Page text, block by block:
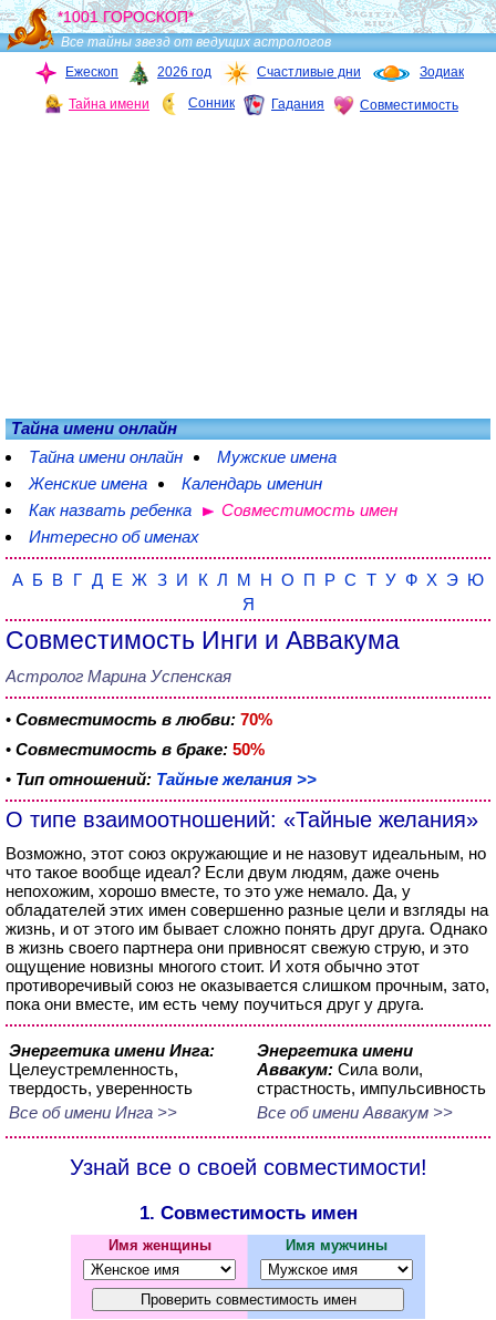
*1001 ГОРОСКОП*
Все тайны звезд от ведущих астрологов
Ежескоп
2026 год Счастливые дни Зодиак
Тайна имени Сонник Гадания Совместимость
Тайна имени онлайн
Тайна имени онлайн
Мужские имена
Женские имена
Календарь именин
Как назвать ребенка
Совместимость имен
Интересно об именах
А Б В Г Д Е Ж З И К Л М Н О П Р С Т У Ф Х Э Ю
Я
Совместимость Инги и Аввакума
Астролог Марина Успенская
• Совместимость в любви: 70%
• Совместимость в браке: 50%
• Тип отношений: Тайные желания >>
О типе взаимоотношений: «Тайные желания»
Возможно, этот союз окружающие и не назовут идеальным, но
что такое вообще идеал? Если двум людям, даже очень
непохожим, хорошо вместе, то это уже немало. Да, у
обладателей этих имен совершенно разные цели и взгляды на
жизнь, и от этого им бывает сложно понять друг друга. Однако
в жизнь своего партнера они привносят свежую струю, и это
ощущение новизны многого стоит. И хотя обычно этот
противоречивый союз не оказывается слишком прочным, зато,
пока они вместе, им есть чему поучиться друг у друга.
Энергетика имени Инга:
Целеустремленность,
твердость, уверенность
Все об имени Инга >>
Энергетика имени
Аввакум: Сила воли,
страстность, импульсивность
Все об имени Аввакум >>
Узнай все о своей совместимости!
1. Совместимость имен
Имя женщины Имя мужчины